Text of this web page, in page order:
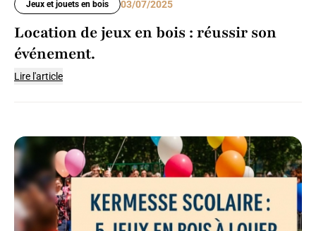
Jeux et jouets en bois 03/07/2025
Location de jeux en bois : réussir son
événement.
Lire l'article